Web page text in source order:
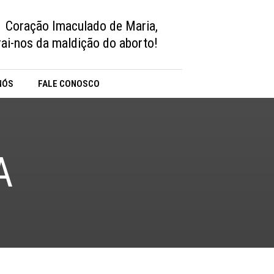
Coração Imaculado de Maria,
nos da maldição do aborto!
FALE CONOSCO